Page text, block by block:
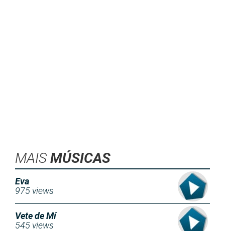
MAIS MÚSICAS
Eva
975 views
Vete de Mí
545 views